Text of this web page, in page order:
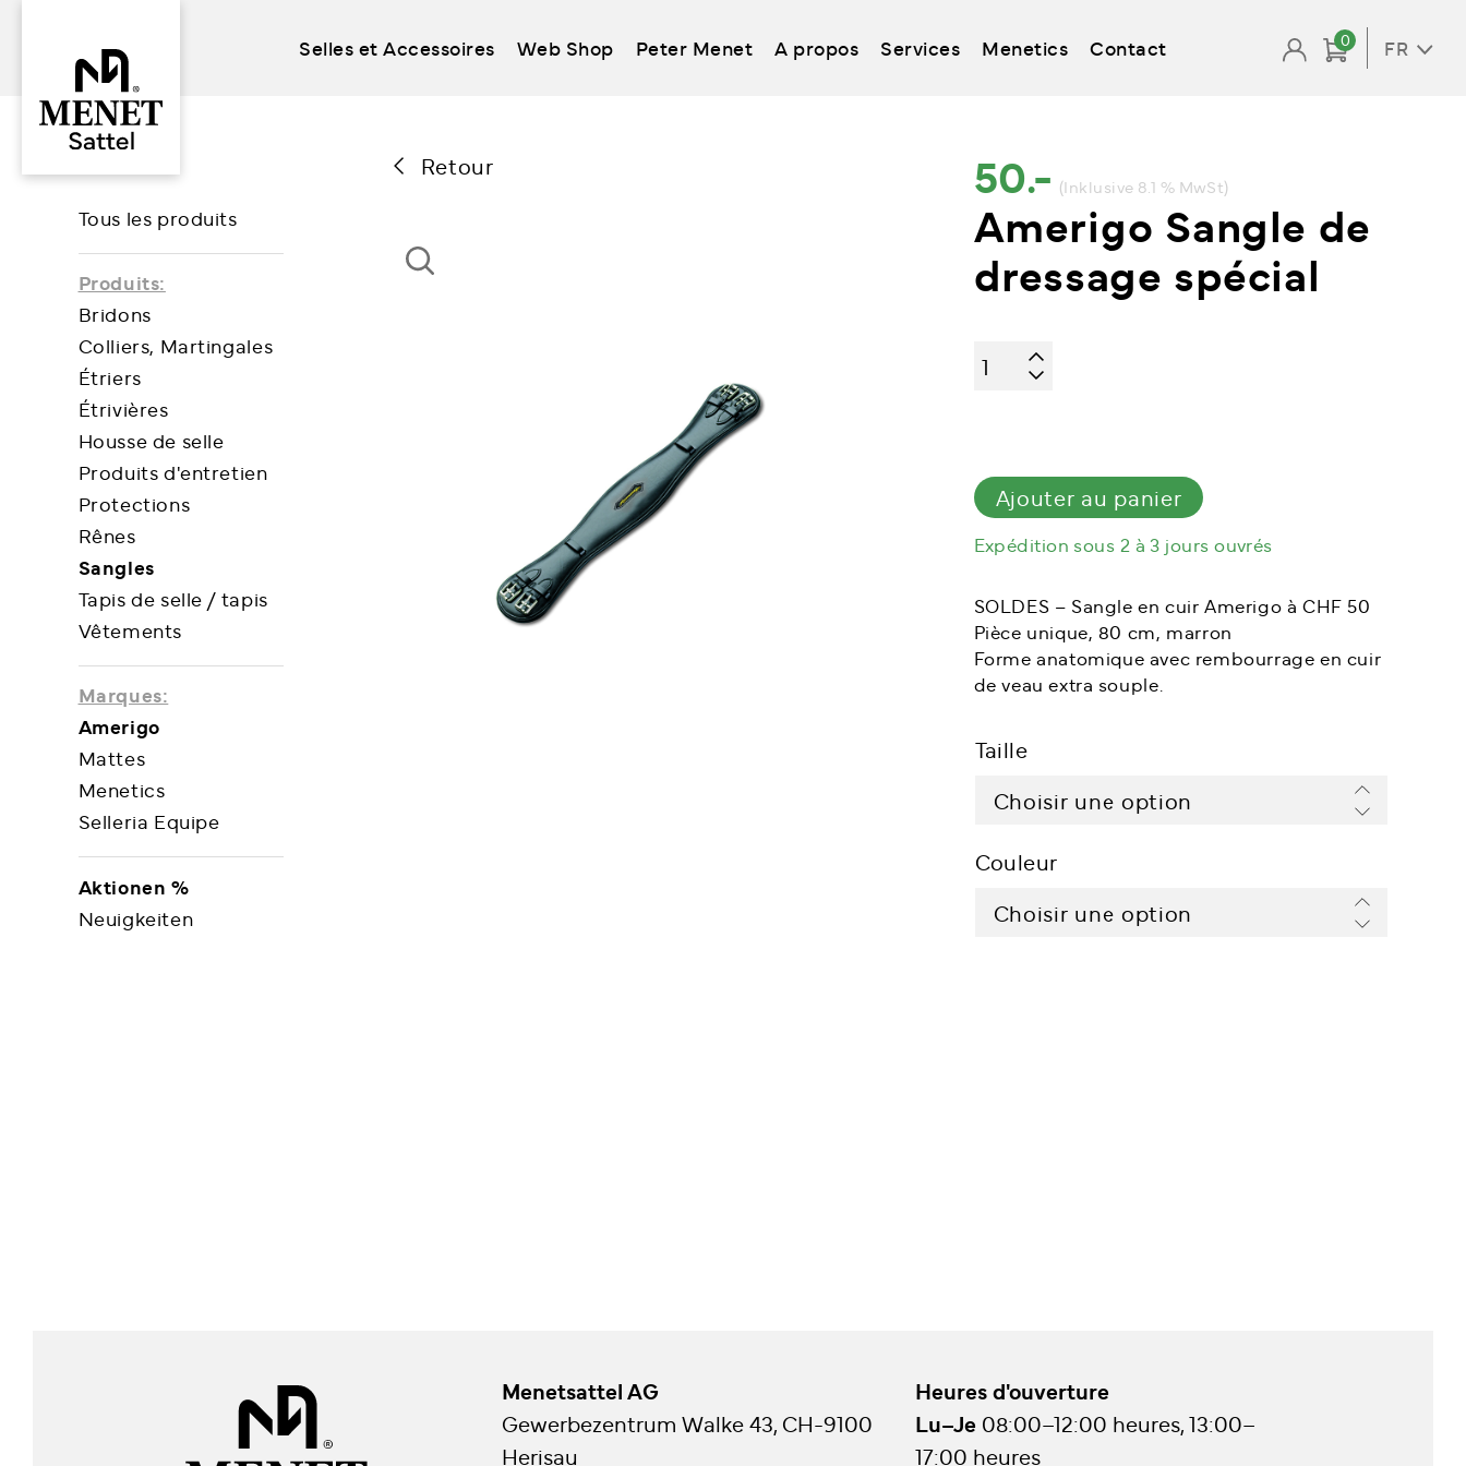
Skip
Selles et Accessoires Web Shop Peter Menet A propos Services Menetics Contact 0 FR
Tous les produits
Produits:
Bridons
Colliers, Martingales
Étriers
Étrivières
Housse de selle
Produits d'entretien
Protections
Rênes
Sangles
Tapis de selle / tapis
Vêtements
Marques:
Amerigo
Mattes
Menetics
Selleria Equipe
Aktionen %
Neuigkeiten
Retour 50.- (Inklusive 8.1 % MwSt)
Amerigo Sangle de
dressage spécial
quantité
de
dressage
spécial
Ajouter au panier
Expédition sous 2 à 3 jours ouvrés
SOLDES – Sangle en cuir Amerigo à CHF 50
Pièce unique, 80 cm, marron
Forme anatomique avec rembourrage en cuir
de veau extra souple.
Taille
Couleur
Menetsattel AG
Gewerbezentrum Walke 43, CH-9100
Herisau
Heures d'ouverture
Lu–Je 08:00–12:00 heures, 13:00–
17:00 heures